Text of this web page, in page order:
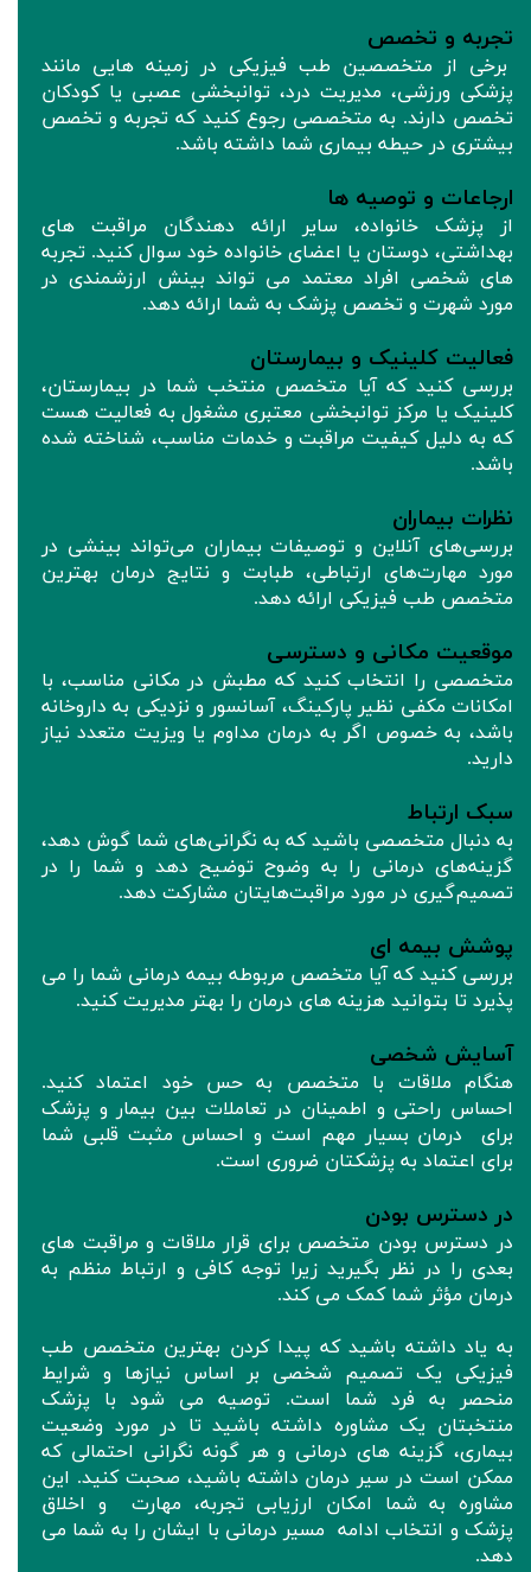
تجربه و تخصص
برخی از متخصصین طب فیزیکی در زمینه هایی مانند
پزشکی ورزشی، مدیریت درد، توانبخشی عصبی یا کودکان
تخصص دارند. به متخصصی رجوع کنید که تجربه و تخصص
بیشتری در حیطه بیماری شما داشته باشد.
ارجاعات و توصیه ها
از پزشک خانواده، سایر ارائه دهندگان مراقبت های
بهداشتی، دوستان یا اعضای خانواده خود سوال کنید. تجربه
های شخصی افراد معتمد می تواند بینش ارزشمندی در
مورد شهرت و تخصص پزشک به شما ارائه دهد.
فعالیت کلینیک و بیمارستان
بررسی کنید که آیا متخصص منتخب شما در بیمارستان،
کلینیک یا مرکز توانبخشی معتبری مشغول به فعالیت هست
که به دلیل کیفیت مراقبت و خدمات مناسب، شناخته شده
باشد.
نظرات بیماران
بررسی‌های آنلاین و توصیفات بیماران می‌تواند بینشی در
مورد مهارت‌های ارتباطی، طبابت و نتایج درمان بهترین
متخصص طب فیزیکی ارائه دهد.
موقعیت مکانی و دسترسی
متخصصی را انتخاب کنید که مطبش در مکانی مناسب، با
امکانات مکفی نظیر پارکینگ، آسانسور و نزدیکی به داروخانه
باشد، به خصوص اگر به درمان مداوم یا ویزیت متعدد نیاز
دارید.
سبک ارتباط
به دنبال متخصصی باشید که به نگرانی‌های شما گوش دهد،
گزینه‌های درمانی را به وضوح توضیح دهد و شما را در
تصمیم‌گیری در مورد مراقبت‌هایتان مشارکت دهد.
پوشش بیمه ای
بررسی کنید که آیا متخصص مربوطه بیمه درمانی شما را می
پذیرد تا بتوانید هزینه های درمان را بهتر مدیریت کنید.
آسایش شخصی
هنگام ملاقات با متخصص به حس خود اعتماد کنید.
احساس راحتی و اطمینان در تعاملات بین بیمار و پزشک
برای درمان بسیار مهم است و احساس مثبت قلبی شما
برای اعتماد به پزشکتان ضروری است.
در دسترس بودن
در دسترس بودن متخصص برای قرار ملاقات و مراقبت های
بعدی را در نظر بگیرید زیرا توجه کافی و ارتباط منظم به
درمان مؤثر شما کمک می کند.
به یاد داشته باشید که پیدا کردن بهترین متخصص طب
فیزیکی یک تصمیم شخصی بر اساس نیازها و شرایط
منحصر به فرد شما است. توصیه می شود با پزشک
منتخبتان یک مشاوره داشته باشید تا در مورد وضعیت
بیماری، گزینه های درمانی و هر گونه نگرانی احتمالی که
ممکن است در سیر درمان داشته باشید، صحبت کنید. این
مشاوره به شما امکان ارزیابی تجربه، مهارت و اخلاق
پزشک و انتخاب ادامه مسیر درمانی با ایشان را به شما می
دهد.